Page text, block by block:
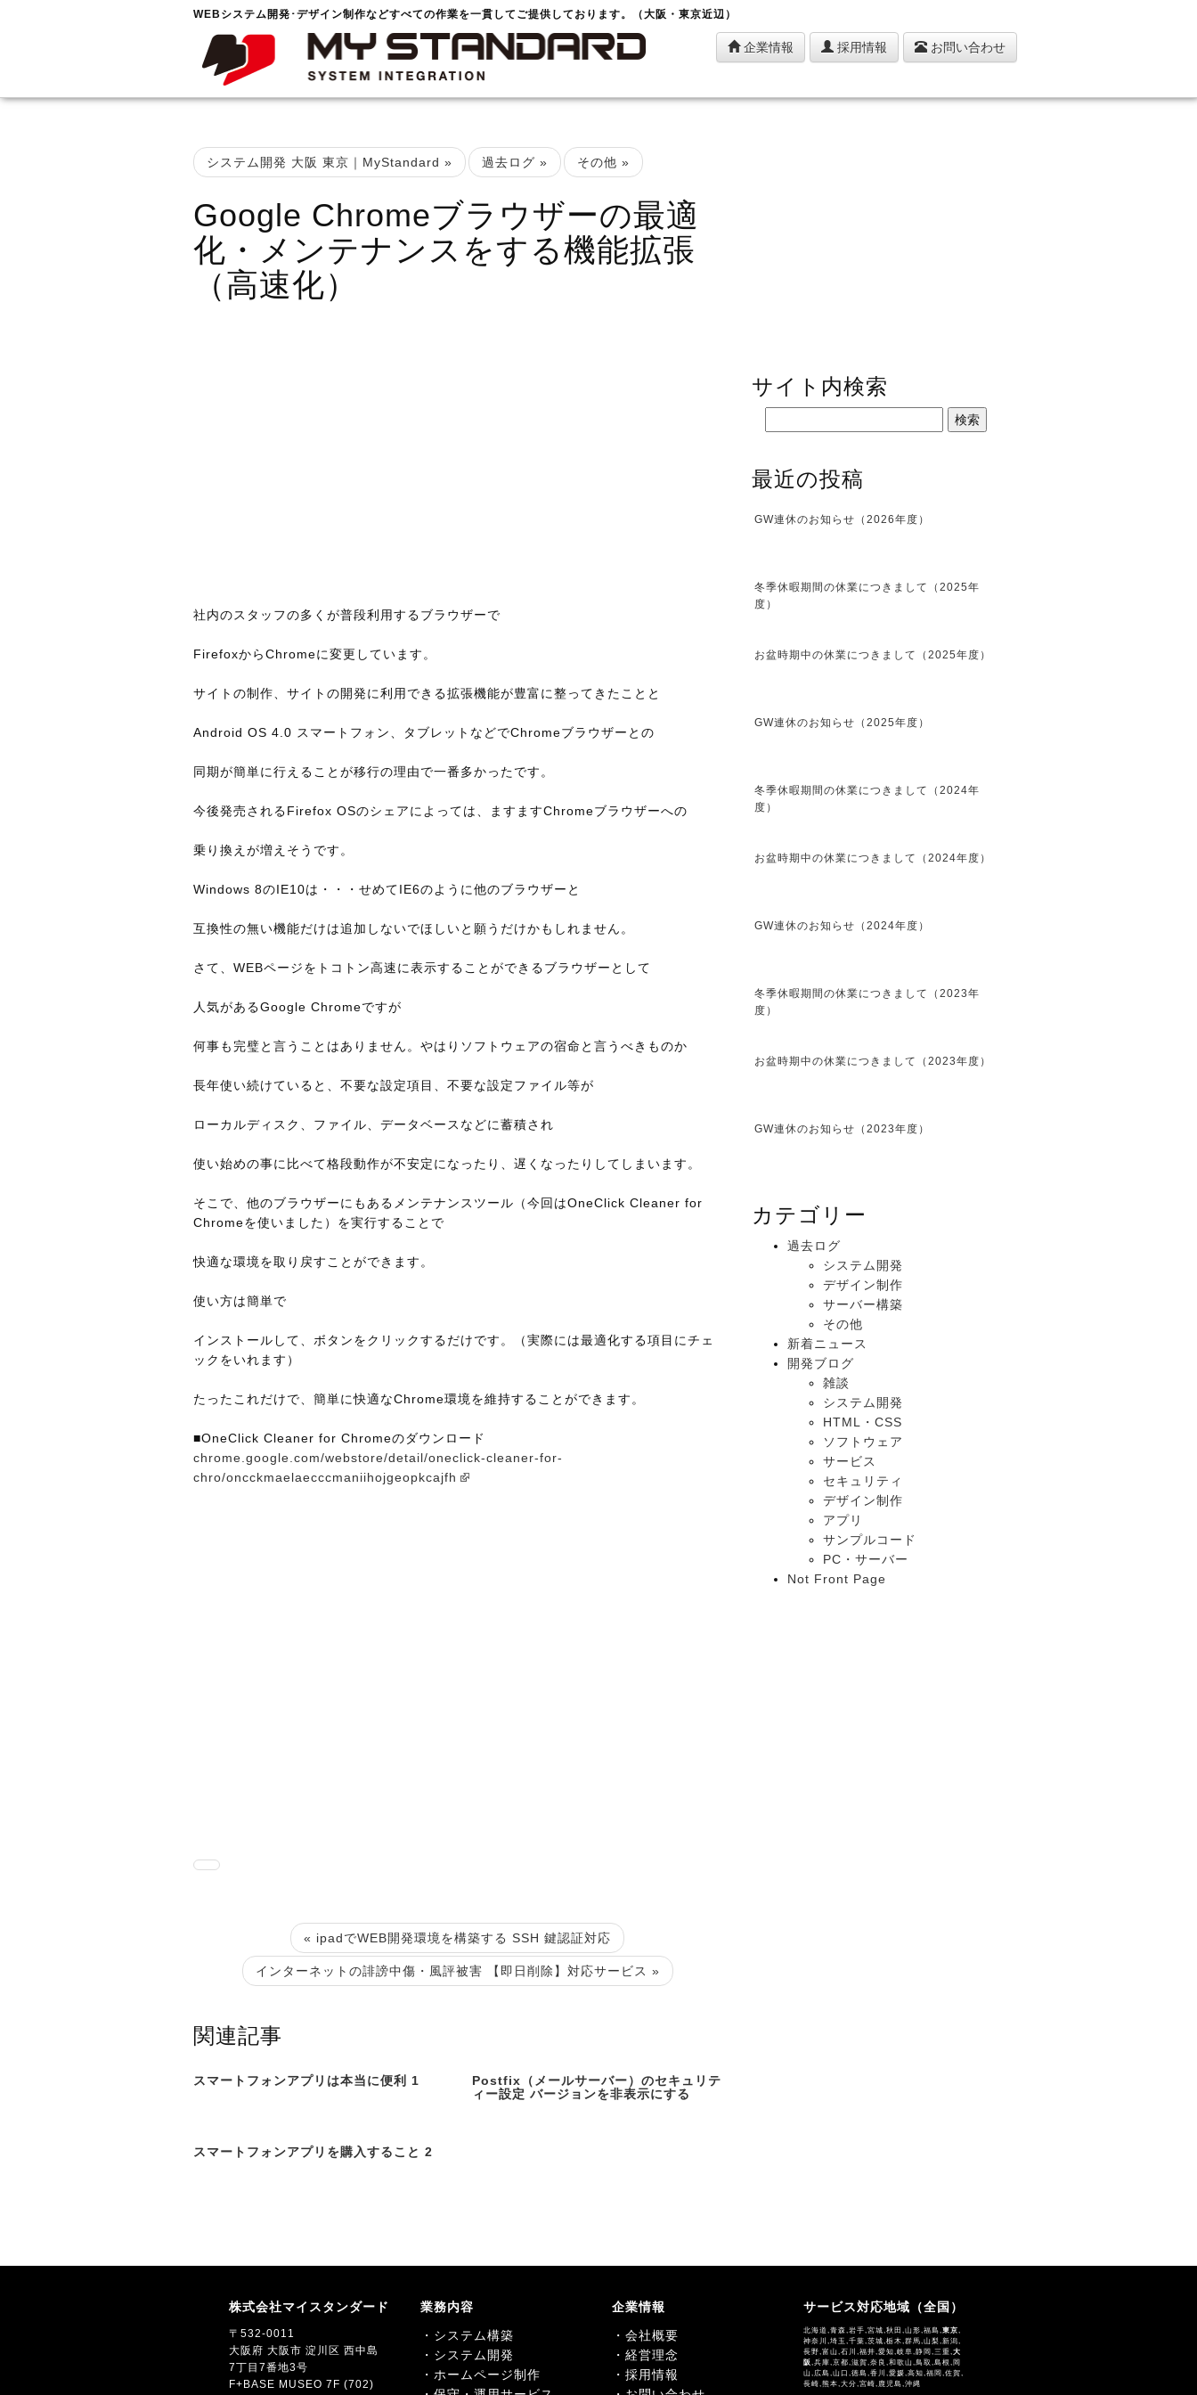
WEBシステム開発･デザイン制作などすべての作業を一貫してご提供しております。（大阪・東京近辺）
企業情報 採用情報 お問い合わせ
システム開発 大阪 東京｜MyStandard » 過去ログ » その他 »
Google Chromeブラウザーの最適
化・メンテナンスをする機能拡張
（高速化）
社内のスタッフの多くが普段利用するブラウザーで
FirefoxからChromeに変更しています。
サイトの制作、サイトの開発に利用できる拡張機能が豊富に整ってきたことと
Android OS 4.0 スマートフォン、タブレットなどでChromeブラウザーとの
同期が簡単に行えることが移行の理由で一番多かったです。
今後発売されるFirefox OSのシェアによっては、ますますChromeブラウザーへの
乗り換えが増えそうです。
Windows 8のIE10は・・・せめてIE6のように他のブラウザーと
互換性の無い機能だけは追加しないでほしいと願うだけかもしれません。
さて、WEBページをトコトン高速に表示することができるブラウザーとして
人気があるGoogle Chromeですが
何事も完璧と言うことはありません。やはりソフトウェアの宿命と言うべきものか
長年使い続けていると、不要な設定項目、不要な設定ファイル等が
ローカルディスク、ファイル、データベースなどに蓄積され
使い始めの事に比べて格段動作が不安定になったり、遅くなったりしてしまいます。
そこで、他のブラウザーにもあるメンテナンスツール（今回はOneClick Cleaner for
Chromeを使いました）を実行することで
快適な環境を取り戻すことができます。
使い方は簡単で
インストールして、ボタンをクリックするだけです。（実際には最適化する項目にチェ
ックをいれます）
たったこれだけで、簡単に快適なChrome環境を維持することができます。
■OneClick Cleaner for Chromeのダウンロード
chrome.google.com/webstore/detail/oneclick-cleaner-for-
chro/oncckmaelaecccmaniihojgeopkcajfh
« ipadでWEB開発環境を構築する SSH 鍵認証対応
インターネットの誹謗中傷・風評被害 【即日削除】対応サービス »
関連記事
スマートフォンアプリは本当に便利 1
Postfix（メールサーバー）のセキュリテ
ィー設定 バージョンを非表示にする
スマートフォンアプリを購入すること 2
サイト内検索
最近の投稿
GW連休のお知らせ（2026年度）
冬季休暇期間の休業につきまして（2025年
度）
お盆時期中の休業につきまして（2025年度）
GW連休のお知らせ（2025年度）
冬季休暇期間の休業につきまして（2024年
度）
お盆時期中の休業につきまして（2024年度）
GW連休のお知らせ（2024年度）
冬季休暇期間の休業につきまして（2023年
度）
お盆時期中の休業につきまして（2023年度）
GW連休のお知らせ（2023年度）
カテゴリー
過去ログ
システム開発
デザイン制作
サーバー構築
その他
新着ニュース
開発ブログ
雑談
システム開発
HTML・CSS
ソフトウェア
サービス
セキュリティ
デザイン制作
アプリ
サンプルコード
PC・サーバー
Not Front Page
株式会社マイスタンダード
〒532-0011
大阪府 大阪市 淀川区 西中島
7丁目7番地3号
F+BASE MUSEO 7F (702)
業務内容
・システム構築
・システム開発
・ホームページ制作
企業情報
・会社概要
・経営理念
・採用情報
サービス対応地域（全国）
北海道,青森,岩手,宮城,秋田,山形,福島,東京,
神奈川,埼玉,千葉,茨城,栃木,群馬,山梨,新潟,
長野,富山,石川,福井,愛知,岐阜,静岡,三重,大
阪,兵庫,京都,滋賀,奈良,和歌山,鳥取,島根,岡
山,広島,山口,徳島,香川,愛媛,高知,福岡,佐賀,
長崎,熊本,大分,宮崎,鹿児島,沖縄